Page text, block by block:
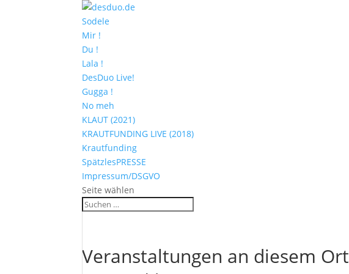
Sodele
Mir !
Du !
Lala !
DesDuo Live!
Gugga !
No meh
KLAUT (2021)
KRAUTFUNDING LIVE (2018)
Krautfunding
SpätzlesPRESSE
Impressum/DSGVO
Seite wählen
Veranstaltungen an diesem Ort